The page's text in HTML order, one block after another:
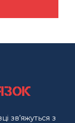
зв’яжуться з